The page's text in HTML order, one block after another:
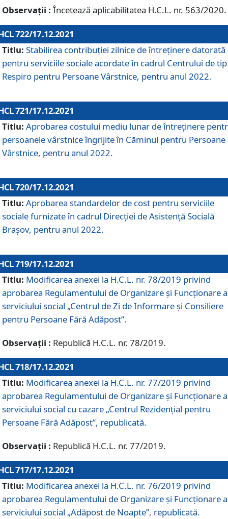
Observații : Încetează aplicabilitatea H.C.L. nr. 563/2020.
722/17.12.2021
Titlu: Stabilirea contribuţiei zilnice de întreținere datorată
pentru serviciile sociale acordate în cadrul Centrului de tip
Respiro pentru Persoane Vârstnice, pentru anul 2022.
721/17.12.2021
Titlu: Aprobarea costului mediu lunar de întreţinere
persoanele vârstnice îngrijite în Căminul pentru Persoane
Vârstnice, pentru anul 2022.
720/17.12.2021
Titlu: Aprobarea standardelor de cost pentru serviciile
sociale furnizate în cadrul Direcției de Asistență Socială
Brașov, pentru anul 2022.
719/17.12.2021
Titlu: Modificarea anexei la H.C.L. nr. 78/2019 privind
aprobarea Regulamentului de Organizare și Funcționare
serviciului social „Centrul de Zi de Informare şi Consiliere
pentru Persoane Fără Adăpost”.
Observații : Republică H.C.L. nr. 78/2019.
718/17.12.2021
Titlu: Modificarea anexei la H.C.L. nr. 77/2019 privind
aprobarea Regulamentului de Organizare și Funcționare
serviciului social cu cazare „Centrul Rezidențial pentru
Persoane Fără Adăpost”, republicată.
Observații : Republică H.C.L. nr. 77/2019.
717/17.12.2021
Titlu: Modificarea anexei la H.C.L. nr. 76/2019 privind
aprobarea Regulamentului de Organizare şi Funcționare
serviciului social „Adăpost de Noapte”, republicată.